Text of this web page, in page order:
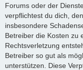
Forums oder der
verpflichtest du dich,
insbesondere
Betreiber die Kosten zu
Rechtsverletzung
Betreiber so gut als
unterstützen. Diese